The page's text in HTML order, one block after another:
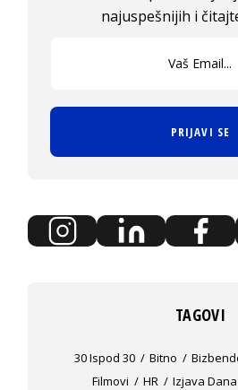
najuspešnijih i
PRIJAVI SE
TAGOVI
30 Ispod 30 Bitno
Filmovi
HR Izjava Dana